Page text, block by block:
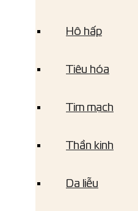
Hô hấp
Tiêu hóa
Tim mạch
Thần kinh
Da liễu